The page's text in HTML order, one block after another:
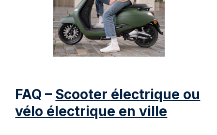
FAQ – Scooter électrique ou
vélo électrique en ville